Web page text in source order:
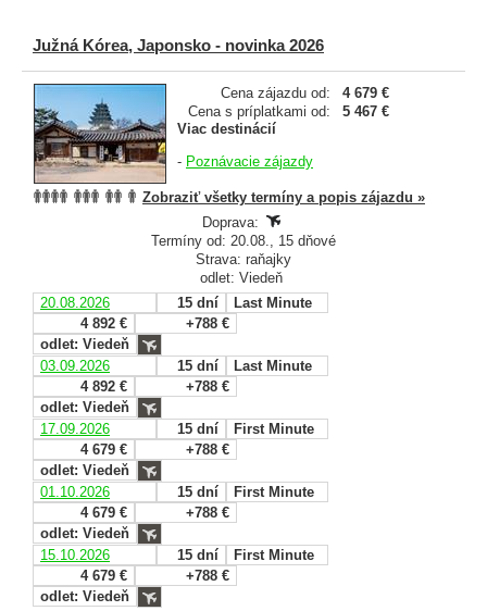
Južná Kórea, Japonsko - novinka 2026
Cena zájazdu od:
4 679 €
Cena s príplatkami od:
5 467 €
Viac destinácií
- Poznávacie zájazdy
Zobraziť všetky termíny a popis zájazdu »
Doprava:
Termíny od: 20.08., 15 dňové
Strava: raňajky
odlet: Viedeň
20.08.2026
15 dní
Last Minute
4 892 €
+788 €
odlet: Viedeň
03.09.2026
15 dní
Last Minute
4 892 €
+788 €
odlet: Viedeň
17.09.2026
15 dní
First Minute
4 679 €
+788 €
odlet: Viedeň
01.10.2026
15 dní
First Minute
4 679 €
+788 €
odlet: Viedeň
15.10.2026
15 dní
First Minute
4 679 €
+788 €
odlet: Viedeň